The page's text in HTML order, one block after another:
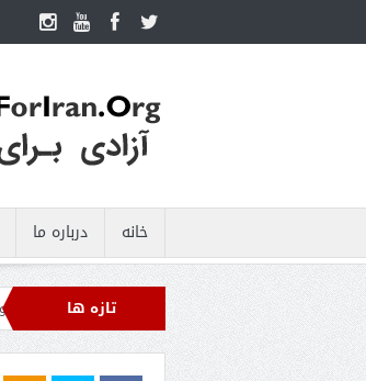
خانه درباره ما
تازه ها
دریایی صادرات نفت ایران را فلج کرد/آمریکا: خفه خواهند شد
عبدال السید اسرائیل‌ستیز، خبر خوبی برای جمهوری‌خواهان است